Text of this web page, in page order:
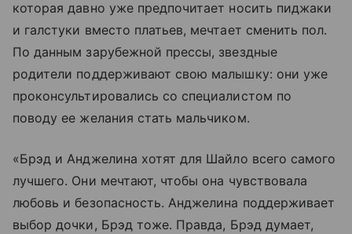
которая давно уже предпочитает носить пиджаки
и галстуки вместо платьев, мечтает сменить пол.
По данным зарубежной прессы, звездные
родители поддерживают свою малышку: они уже
проконсультировались со специалистом по
поводу ее желания стать мальчиком.
«Брэд и Анджелина хотят для Шайло всего самого
лучшего. Они мечтают, чтобы она чувствовала
любовь и безопасность. Анджелина поддерживает
выбор дочки, Брэд тоже. Правда, Брэд думает,